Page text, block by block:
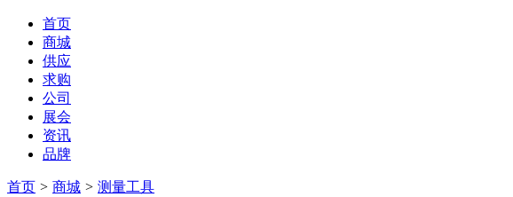
首页
商城
供应
求购
公司
展会
资讯
品牌
首页 > 商城 > 测量工具